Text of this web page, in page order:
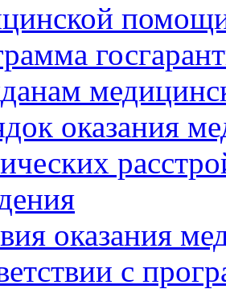
оказания
оказания
с